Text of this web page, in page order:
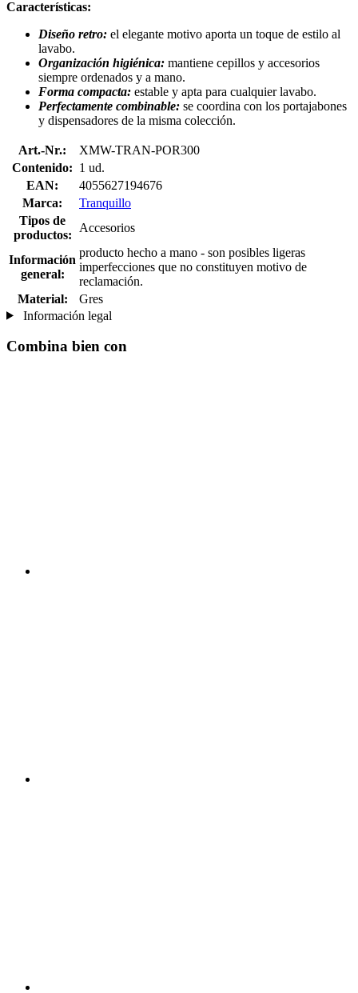
Características:
Diseño retro: el elegante motivo aporta un toque de estilo al
lavabo.
Organización higiénica: mantiene cepillos y accesorios
siempre ordenados y a mano.
Forma compacta: estable y apta para cualquier lavabo.
Perfectamente combinable: se coordina con los portajabones
y dispensadores de la misma colección.
Art.-Nr.:
XMW-TRAN-POR300
Contenido: 1 ud.
EAN:
4055627194676
Marca:
Tranquillo
Tipos de
productos:
Accesorios
Información
general:
producto hecho a mano - son posibles ligeras
imperfecciones que no constituyen motivo de
reclamación.
Material:
Gres
Información legal
Combina bien con